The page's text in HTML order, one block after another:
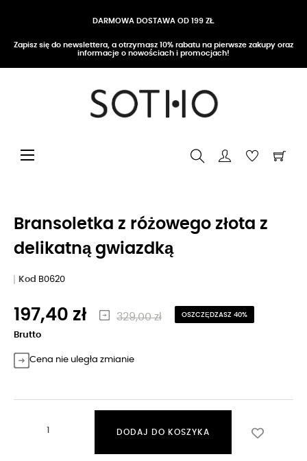
DARMOWA DOSTAWA OD 199 ZŁ
Zapisz się do newslettera, a otrzymasz 10% rabatu na pierwsze zakupy oraz
informacje o nowościach i promocjach!
Przełącz nawigację
☰
Bransoletka z różowego złota z
delikatną gwiazdką
Kod B0620
197,40 zł 329,00 zł OSZCZĘDZASZ 40%
Brutto
Cena nie uległa zmianie
DODAJ DO KOSZYKA